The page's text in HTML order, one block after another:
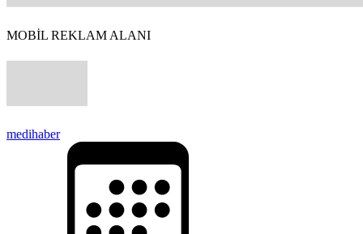
MOBİL REKLAM ALANI
medihaber